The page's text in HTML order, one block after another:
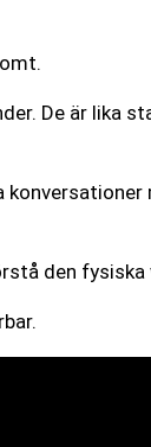
De är lika
den fysiska